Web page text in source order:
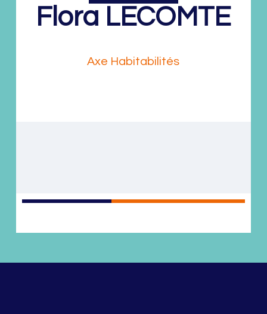
Flora LECOMTE
Axe Habitabilités